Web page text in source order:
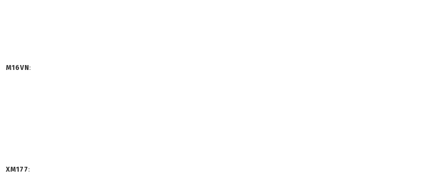
M16VN:
XM177: